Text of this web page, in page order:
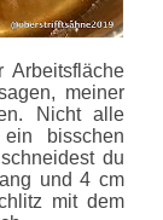
Arbeitsfläche
meiner
Nicht alle
bisschen
du
und 4 cm
mit dem